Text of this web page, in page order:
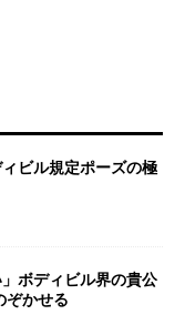
ビル規定ポーズの極
ボディビル界の貴公
ぞかせる